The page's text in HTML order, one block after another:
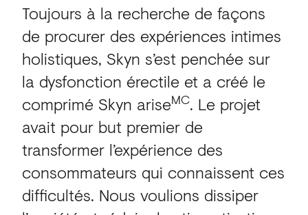
Toujours à la recherche de façons
de procurer des expériences intimes
holistiques, Skyn s’est penchée sur
la dysfonction érectile et a créé le
comprimé Skyn ariseMC. Le projet
avait pour but premier de
transformer l’expérience des
consommateurs qui connaissent ces
difficultés. Nous voulions dissiper